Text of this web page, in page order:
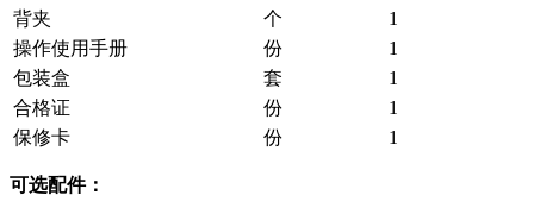
背夹 个
1
操作使用手册
份
1
包装盒
套
1
合格证
份
1
保修卡
份 1
可选配件：